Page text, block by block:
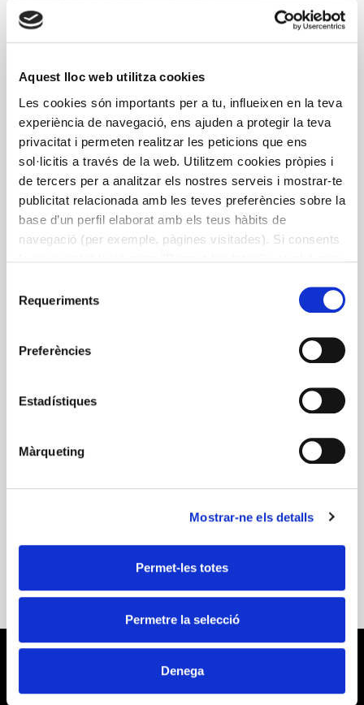
Aquest lloc web utilitza cookies
Les cookies són importants per a tu, influeixen en la teva
experiència de navegació, ens ajuden a protegir la teva
privacitat i permeten realitzar les peticions que ens
sol·licitis a través de la web. Utilitzem cookies pròpies i
de tercers per a analitzar els nostres serveis i mostrar-te
publicitat relacionada amb les teves preferències sobre la
base d’un perfil elaborat amb els teus hàbits de
navegació (per exemple, pàgines visitades). Si consents
informació a la nostra
Requeriments
Preferències
Estadístiques
Màrqueting
Mostrar-ne els detalls
Permet-les totes
Permetre la selecció
Denega
LES ARRELS PREMEDIEVALS DE
LA CUINA CATALANA
Compilación de los trabajos que se presentaron en la
jornada realizada el 3 de noviembre de 2014. Cinco
artículos dedicados a cinco grandes fases cronológicas
(el paleolítico, el neolítico, la edad del bronce, la época
ibérica y la época romana), dentro de los cuales se
en cada momento y los que se van incorporando a
nuestra dieta, las técnicas de tratamiento de los
algunos platos actuales de nuestra cocina.
catalana
Kitchen
premedieval